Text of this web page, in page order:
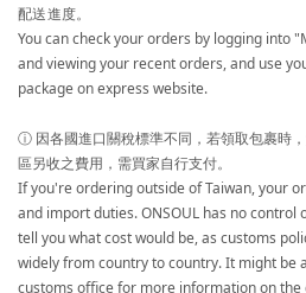
配送進度。
You can check your orders by logging into
and viewing your recent orders, and use
package on express website.
ⓘ 因各國進口關稅標準不同，若領取包裹時
區另收之費用，需買家自行支付。
If you're ordering outside of Taiwan, your
and import duties. ONSOUL has no
tell you what cost would be, as customs
widely from country to country. It might be
customs office for more information on